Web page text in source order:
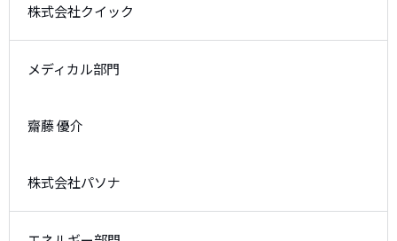
株式会社クイック
メディカル部門
齋藤 優介
株式会社パソナ